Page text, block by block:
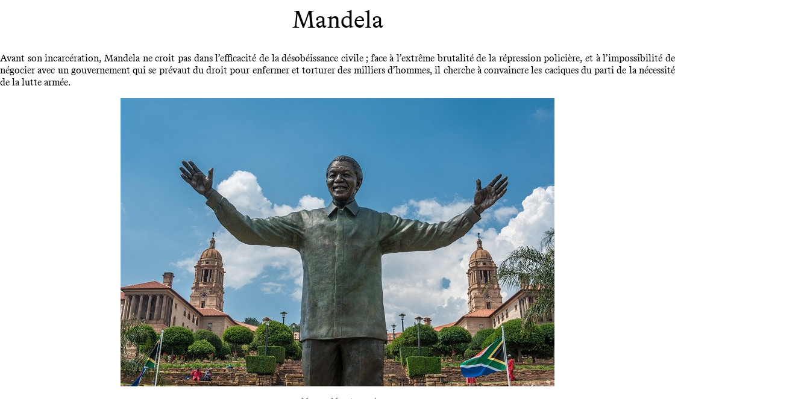
Mandela
Avant son incarcération, Mandela ne croit pas dans l’efficacité de la désobéissance civile ; face à l’extrême brutalité de la répression policière, et à l’impossibilité de
négocier avec un gouvernement qui se prévaut du droit pour enfermer et torturer des milliers d’hommes, il cherche à convaincre les caciques du parti de la nécessité
de la lutte armée.